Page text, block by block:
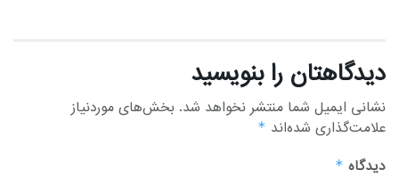
دیدگاهتان را بنویسید
نشانی ایمیل شما منتشر نخواهد شد. بخش‌های موردنیاز
علامت‌گذاری شده‌اند *
دیدگاه *